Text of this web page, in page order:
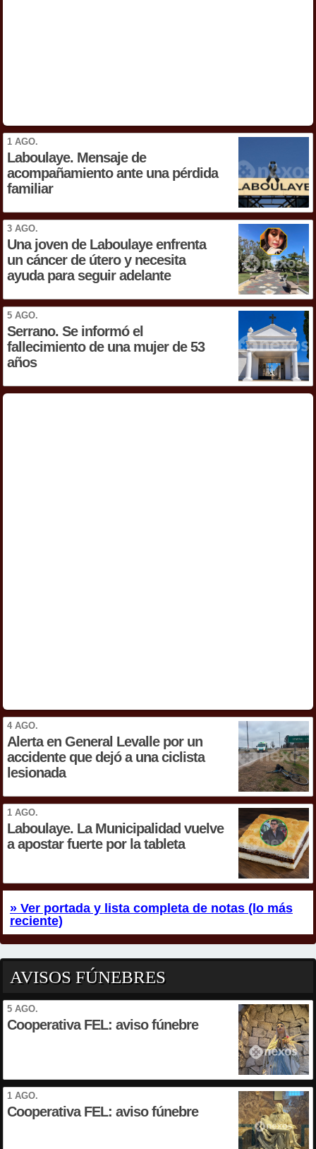
1 AGO.
Laboulaye. Mensaje de
acompañamiento ante una pérdida
familiar
3 AGO.
Una joven de Laboulaye enfrenta
un cáncer de útero y necesita
ayuda para seguir adelante
5 AGO.
Serrano. Se informó el
fallecimiento de una mujer de 53
años
4 AGO.
Alerta en General Levalle por un
accidente que dejó a una ciclista
lesionada
1 AGO.
Laboulaye. La Municipalidad vuelve
a apostar fuerte por la tableta
» Ver portada y lista completa de notas (lo más
reciente)
AVISOS FÚNEBRES
5 AGO.
Cooperativa FEL: aviso fúnebre
1 AGO.
Cooperativa FEL: aviso fúnebre